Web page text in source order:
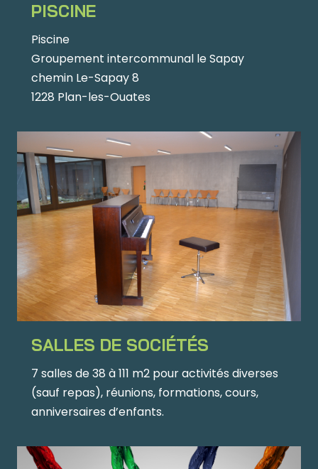
PISCINE
Piscine
Groupement intercommunal le Sapay
chemin Le-Sapay 8
1228 Plan-les-Ouates
SALLES DE SOCIÉTÉS
7 salles de 38 à 111 m2 pour activités diverses
(sauf repas), réunions, formations, cours,
anniversaires d’enfants.